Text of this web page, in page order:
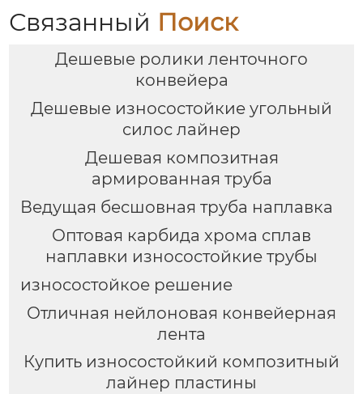
Связанный Поиск
Дешевые ролики ленточного
конвейера
Дешевые износостойкие угольный
силос лайнер
Дешевая композитная
армированная труба
Ведущая бесшовная труба наплавка
Оптовая карбида хрома сплав
наплавки износостойкие трубы
износостойкое решение
Отличная нейлоновая конвейерная
лента
Купить износостойкий композитный
лайнер пластины